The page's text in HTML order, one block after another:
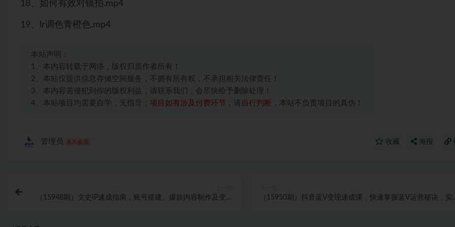
18、如何有效对镜拍.mp4
19、lr调色青橙色.mp4
本站声明：
1、本内容转载于网络，版权归原作者所有！
2、本站仅提供信息存储空间服务，不拥有所有权，不承担相关法律责任！
3、本内容若侵犯到你的版权利益，请联系我们，会尽快给予删除处理！
4、本站项目均需要自学，无指导； 项目如有涉及付费环节 ，请 自行判断 ，本站不负责项目的真伪！
管理员 永久会员 收藏 海报
（15948期）文史IP速成指南，账号搭建、爆款内容制作及变现
（15950期）抖音蓝V变现速成课，快速掌握蓝V运营秘诀，实